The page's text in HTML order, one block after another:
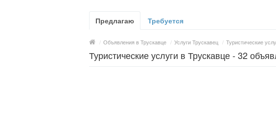
Предлагаю Требуется
/ Объявления в Трускавце / Услуги Трускавец / Туристические
Туристические услуги в Трускавце - 32